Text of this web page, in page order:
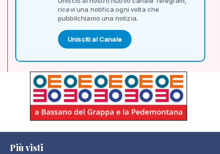
ricevi una notifica ogni volta che
pubblichiamo una notizia.
Unisciti al Canale
Più visti